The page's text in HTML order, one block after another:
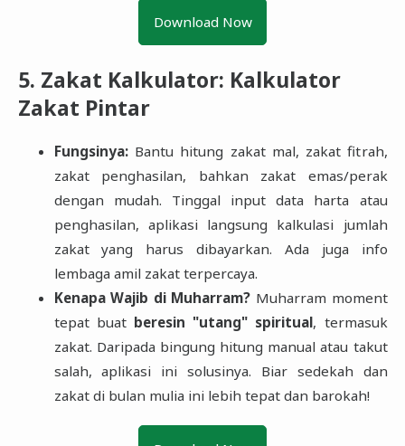
Download Now
5. Zakat Kalkulator: Kalkulator
Zakat Pintar
Fungsinya:Bantu hitung zakat mal, zakat fitrah,
zakat penghasilan, bahkan zakat emas/perak
dengan mudah. Tinggal input data harta atau
penghasilan, aplikasi langsung kalkulasi jumlah
zakat yang harus dibayarkan. Ada juga info
lembaga amil zakat terpercaya.
Kenapa Wajib di Muharram? Muharram moment
tepat buat beresin "utang" spiritual, termasuk
zakat. Daripada bingung hitung manual atau takut
salah, aplikasi ini solusinya. Biar sedekah dan
zakat di bulan mulia ini lebih tepat dan barokah!